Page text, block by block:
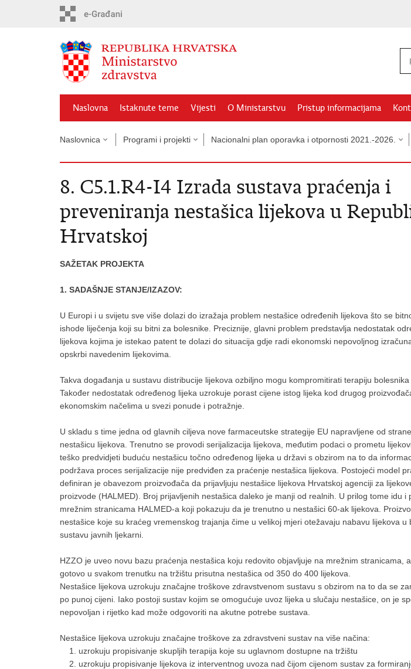
Naslovna Istaknute teme Vijesti O Ministarstvu Pristup informacijama
Naslovnica Programi i projekti Nacionalni plan oporavka i otpornosti 2021.-2026.
8. C5.1.R4-I4 Izrada sustava praćenja i
preveniranja nestašica lijekova u
Hrvatskoj
SAŽETAK PROJEKTA
1. SADAŠNJE STANJE/IZAZOV:
U Europi i u svijetu sve više dolazi do izražaja problem nestašice određenih lijekova što se
ishode liječenja koji su bitni za bolesnike. Preciznije, glavni problem predstavlja nedostatak
lijekova kojima je istekao patent te dolazi do situacija gdje radi ekonomski nepovoljnog
opskrbi navedenim lijekovima.
Takva događanja u sustavu distribucije lijekova ozbiljno mogu kompromitirati terapiju bolesnika
Također nedostatak određenog lijeka uzrokuje porast cijene istog lijeka kod drugog
ekonomskim načelima u svezi ponude i potražnje.
U skladu s time jedna od glavnih ciljeva nove farmaceutske strategije EU napravljene od
nestašicu lijekova. Trenutno se provodi serijalizacija lijekova, međutim podaci o prometu
teško predvidjeti buduću nestašicu točno određenog lijeka u državi s obzirom na to da
podržava proces serijalizacije nije predviđen za praćenje nestašica lijekova. Postojeći model
definiran je obavezom proizvođača da prijavljuju nestašice lijekova Hrvatskoj agenciji za
proizvode (HALMED). Broj prijavljenih nestašica daleko je manji od realnih. U prilog tome idu i
mrežnim stranicama HALMED-a koji pokazuju da je trenutno u nestašici 60-ak lijekova.
nestašice koje su kraćeg vremenskog trajanja čime u velikoj mjeri otežavaju nabavu lijekova u
sustavu javnih ljekarni.
HZZO je uveo novu bazu praćenja nestašica koju redovito objavljuje na mrežnim stranicama,
gotovo u svakom trenutku na tržištu prisutna nestašica od 350 do 400 lijekova.
Nestašice lijekova uzrokuju značajne troškove zdravstvenom sustavu s obzirom na to da se
po punoj cijeni. Iako postoji sustav kojim se omogućuje uvoz lijeka u slučaju nestašice, on je
nepovoljan i rijetko kad može odgovoriti na akutne potrebe sustava.
Nestašice lijekova uzrokuju značajne troškove za zdravstveni sustav na više načina:
uzrokuju propisivanje skupljih terapija koje su uglavnom dostupne na tržištu
uzrokuju propisivanje lijekova iz interventnog uvoza nad čijom cijenom sustav za